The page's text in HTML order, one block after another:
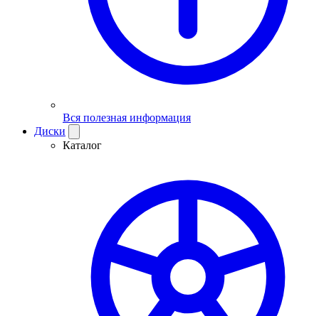
Вся полезная информация
Диски
Каталог